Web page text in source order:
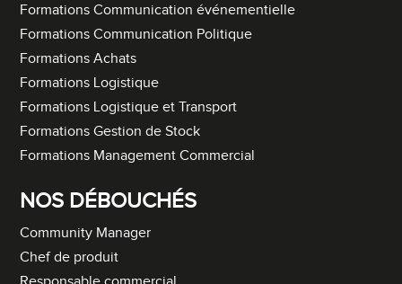
Formations Communication événementielle
Formations Communication Politique
Formations Achats
Formations Logistique
Formations Logistique et Transport
Formations Gestion de Stock
Formations Management Commercial
NOS DÉBOUCHÉS
Community Manager
Chef de produit